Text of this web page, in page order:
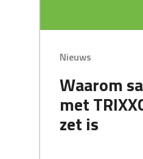
Nieuws
Waarom
met
zet is